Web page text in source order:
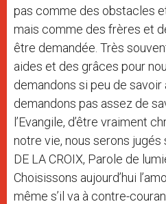
pas comme des obstacles
mais comme des frères et
être demandée. Très
aides et des grâces pour
demandons si peu de savoir
demandons pas assez de
l’Evangile, d’être vraiment
notre vie, nous serons jugés
DE LA CROIX, Parole de
Choisissons aujourd’hui
même s’il va à contre-